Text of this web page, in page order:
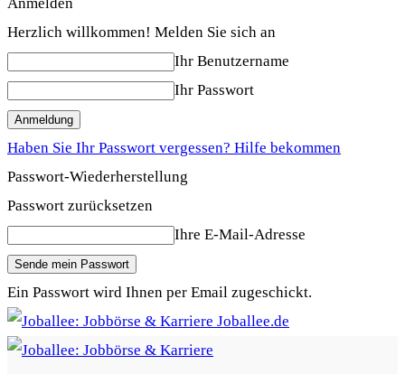
Herzlich willkommen! Melden Sie sich an
Ihr Benutzername
Ihr Passwort
Haben Sie Ihr Passwort vergessen? Hilfe bekommen
Passwort-Wiederherstellung
Passwort zurücksetzen
Ihre E-Mail-Adresse
Ein Passwort wird Ihnen per Email zugeschickt.
Joballee.de